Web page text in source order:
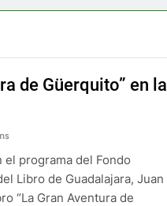
de Güerquito” en la
el programa del Fondo
Libro de Guadalajara, Juan
“La Gran Aventura de